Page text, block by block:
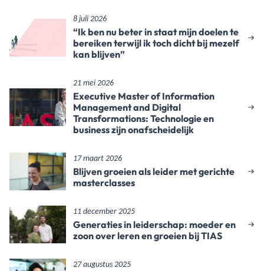
8 juli 2026
“Ik ben nu beter in staat mijn doelen te
bereiken terwijl ik toch dicht bij mezelf
kan blijven”
21 mei 2026
Executive Master of Information
Management and Digital
Transformations: Technologie en
business zijn onafscheidelijk
17 maart 2026
Blijven groeien als leider met gerichte
masterclasses
11 december 2025
Generaties in leiderschap: moeder en
zoon over leren en groeien bij TIAS
27 augustus 2025